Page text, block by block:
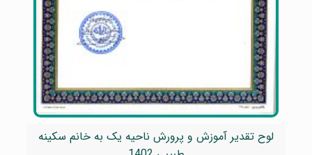
لوح تقدیر آموزش و پرورش ناحیه یک به خانم سکینه